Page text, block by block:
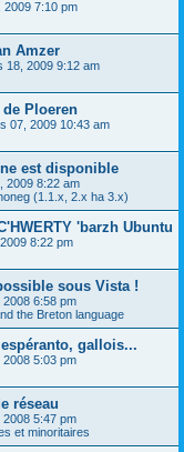
2009 7:10 pm
Amzer
18, 2009 9:12 am
de Ploeren
07, 2009 10:43 am
est disponible
2009 8:22 am
(1.1.x, 2.x ha 3.x)
'barzh Ubuntu
8:22 pm
sous Vista !
6:58 pm
the Breton language
gallois...
5:03 pm
réseau
5:47 pm
et minoritaires